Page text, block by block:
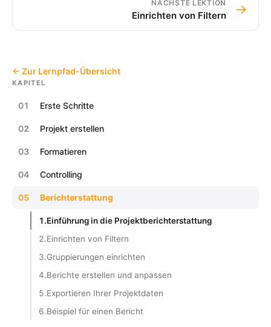
← Zur Lernpfad-Übersicht
KAPITEL
01 Erste Schritte
02 Projekt erstellen
03 Formatieren
04 Controlling
05 Berichterstattung
1.Einführung in die Projektberichterstattung
2.Einrichten von Filtern
3.Gruppierungen einrichten
4.Berichte erstellen und anpassen
5.Exportieren Ihrer Projektdaten
6.Beispiel für einen Bericht
NÄCHSTE LEKTION
Einrichten von Filtern →